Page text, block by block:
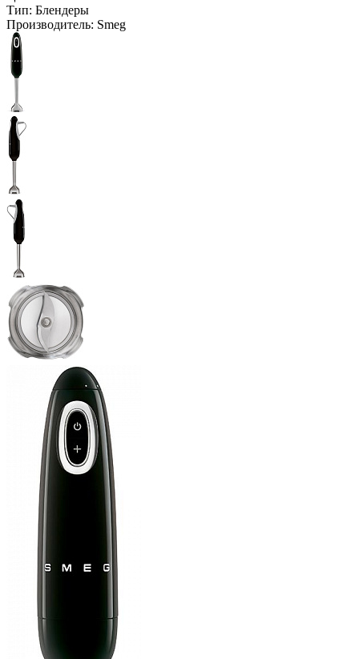
Тип: Блендеры
Производитель: Smeg